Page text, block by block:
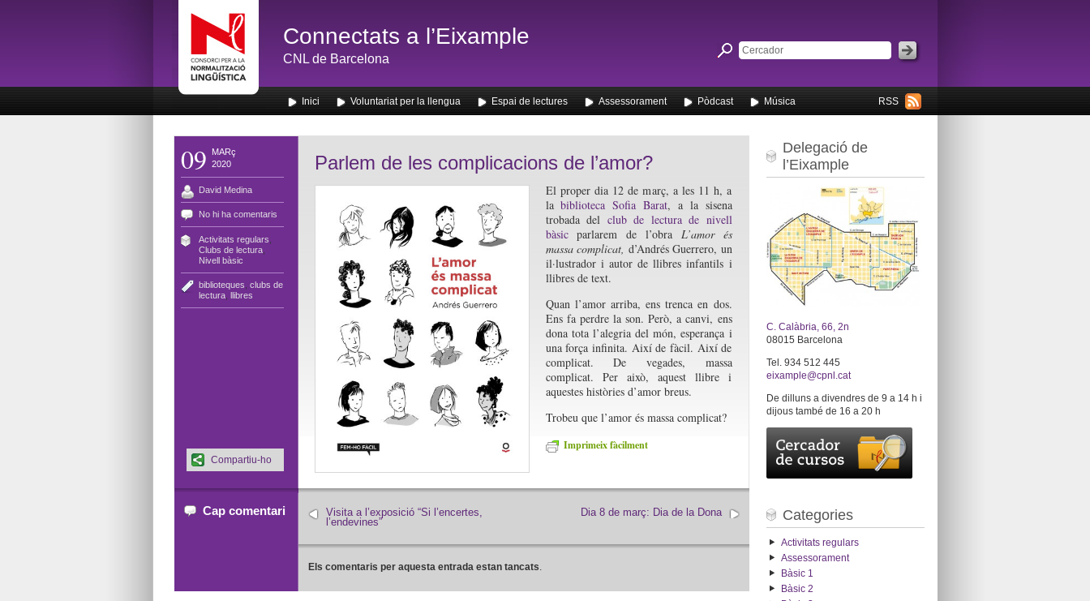
Connectats a l’Eixample
CNL de Barcelona
RSS
Inici Voluntariat per la llengua Espai de lectures Assessorament Pòdcast Música
09
MARç
2020
David Medina
No hi ha comentaris
Activitats regulars
Clubs de lectura,
Nivell bàsic
biblioteques clubs de
lectura, llibres
Parlem de les complicacions de l’amor?
El proper dia 12 de març, a les 11 h, a
labiblioteca Sofia Barat, a la sisena
trobada del club de lectura de nivell
bàsicparlarem de l’obra L’amor és
massa complicat, d’Andrés Guerrero, un
il·lustrador i autor de llibres infantils i
llibres de text.
Quan l’amor arriba, ens trenca en dos.
Ens fa perdre la son. Però, a canvi, ens
dona tota l’alegria del món, esperança i
una força infinita. Així de fàcil. Així de
complicat. De vegades, massa
complicat. Per això, aquest llibre i
aquestes històries d’amor breus.
Trobeu que l’amor és massa complicat?
Imprimeix fàcilment
Compartiu-ho
Cap comentari Dia 8 de març: Dia de la Dona
Visita a l’exposició “Si l’encertes,
l’endevines”
Els comentaris per aquesta entrada estan tancats.
Delegació de
l’Eixample
C. Calàbria, 66, 2n
08015 Barcelona
Tel. 934 512 445
eixample@cpnl.cat
De dilluns a divendres de 9 a 14 h i
dijous també de 16 a 20 h
Categories
Activitats regulars
Assessorament
Bàsic 1
Bàsic 2